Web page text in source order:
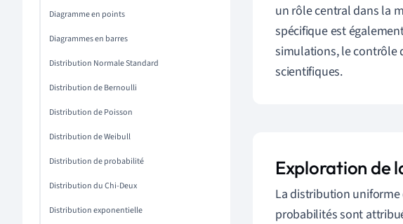
Diagramme en points
Diagrammes en barres
Distribution Normale Standard
Distribution de Bernoulli
Distribution de Poisson
Distribution de Weibull
Distribution de probabilité
Distribution du Chi-Deux
Distribution exponentielle
un rôle central dans la
spécifique est
simulations, le contrôle
scientifiques.
Exploration de
La distribution
probabilités sont